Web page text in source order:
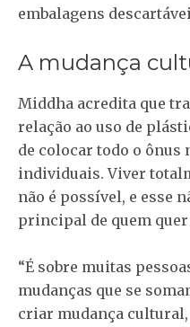
embalagens
A mudança
Middha acredita que
relação ao uso de
de colocar todo o ônus
individuais. Viver
não é possível, e esse
principal de quem
“É sobre muitas
mudanças que se
criar mudança